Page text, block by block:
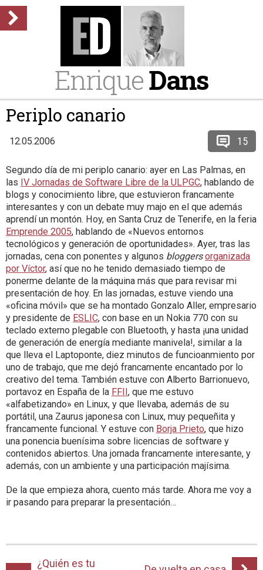
EnriqueDans
Periplo canario
12.05.2006 15
Segundo día de mi periplo canario: ayer en Las Palmas, en
las IV Jornadas de Software Libre de la ULPGC, hablando de
blogs y conocimiento libre, que estuvieron francamente
interesantes y con un debate muy majo en el que además
aprendí un montón. Hoy, en Santa Cruz de Tenerife, en la feria
Emprende 2005, hablando de «Nuevos entornos
tecnológicos y generación de oportunidades». Ayer, tras las
jornadas, cena con ponentes y algunos bloggers organizada
por Víctor, así que no he tenido demasiado tiempo de
ponerme delante de la máquina más que para revisar mi
presentación de hoy. En las jornadas, estuve viendo una
«oficina móvil» que se ha montado Gonzalo Aller, empresario
y presidente de ESLIC, con base en un Nokia 770 con su
teclado externo plegable con Bluetooth, y hasta ¡una unidad
de generación de energía mediante manivela!, similar a la
que lleva el Laptoponte, diez minutos de funcioanmiento por
uno de trabajo, que me dejó francamente encantado por lo
creativo del tema. También estuve con Alberto Barrionuevo,
portavoz en España de la FFII, que me estuvo
«alfabetizando» en Linux, y que llevaba, además de su
portátil, una Zaurus japonesa con Linux, muy pequeñita y
francamente funcional. Y estuve con Borja Prieto, que hizo
una ponencia buenísima sobre licencias de software y
contenidos abiertos. Una jornada francamente interesante, y
además, con un ambiente y una participación majísima.
De la que empieza ahora, cuento más tarde. Ahora me voy a
ir pasando para preparar la presentación…
¿Quién es tu